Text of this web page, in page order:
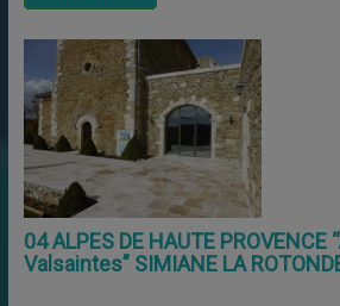
04 ALPES DE HAUTE PROVENCE
Valsaintes” SIMIANE LA